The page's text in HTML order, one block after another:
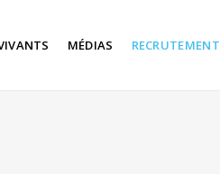
MÉDIAS RECRUTEMENT